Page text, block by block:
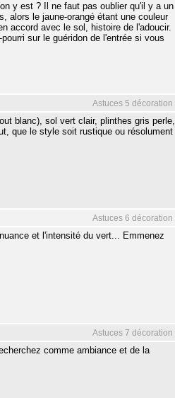
y est ? Il ne faut pas oublier qu'il y a un
alors le jaune-orangé étant une couleur
accord avec le sol, histoire de l'adoucir.
sur le guéridon de l'entrée si vous
Astuces 5 décoration
blanc), sol vert clair, plinthes gris perle,
que le style soit rustique ou résolument
Astuces 6 décoration
et l'intensité du vert... Emmenez
Astuces 7 décoration
comme ambiance et de la